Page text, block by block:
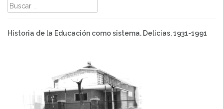
Buscar:
Historia de la Educación como sistema. Delicias, 1931-1991